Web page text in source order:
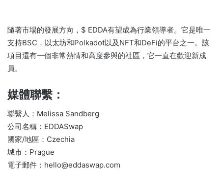
隨著市場的發展方向，$ EDDA有望成為行業領導者。 它是唯一
支持BSC，以太坊和Polkadot以及NFT和DeFi的平台之一。 該
項目還有一個非常熱情和高度參與的社區，它一直在歡迎新成
員。
媒體聯繫：
聯繫人：Melissa Sandberg
公司名稱：EDDASwap
國家/地區 ：Czechia
城市：Prague
電子郵件： hello@eddaswap.com